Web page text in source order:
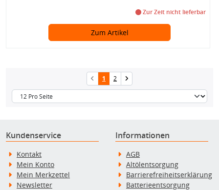
Zur Zeit nicht lieferbar
Zum Artikel
1 2
Kundenservice
Kontakt
Mein Konto
Mein Merkzettel
Newsletter
Informationen
AGB
Altölentsorgung
Barrierefreiheitserklärung
Batterieentsorgung